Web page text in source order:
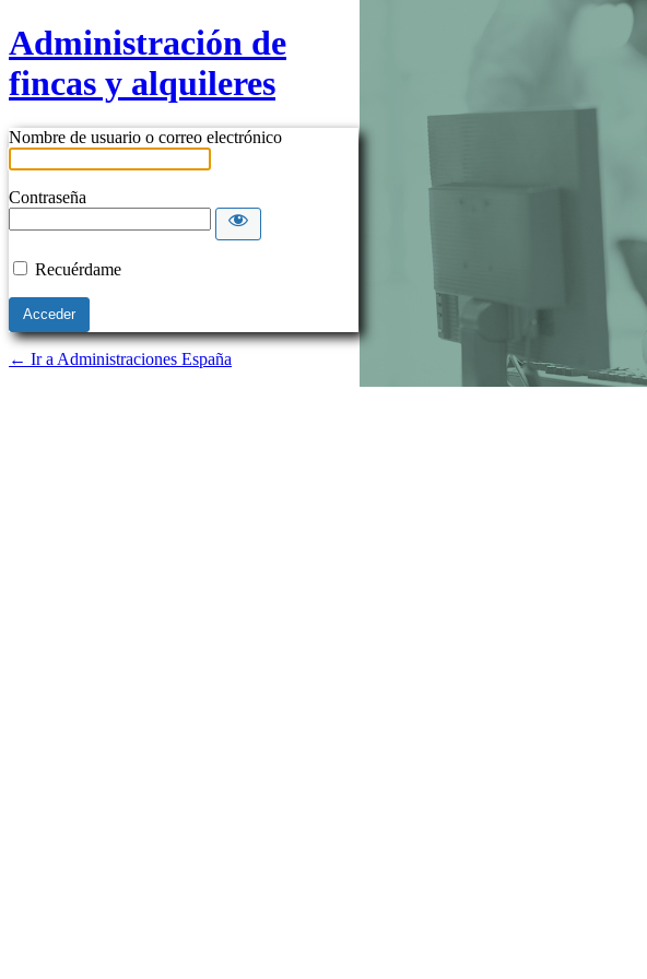
Administración de
fincas y alquileres
Nombre de usuario o correo electrónico
Contraseña
Recuérdame
← Ir a Administraciones España